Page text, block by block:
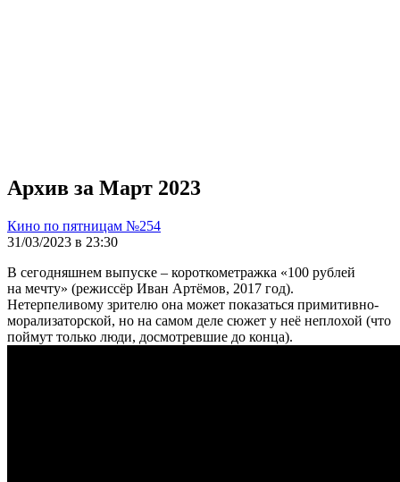
Архив за Март 2023
Кино по пятницам №254
31/03/2023 в 23:30
В сегодняшнем выпуске – короткометражка «100 рублей
на мечту» (режиссёр Иван Артёмов, 2017 год).
Нетерпеливому зрителю она может показаться примитивно-
морализаторской, но на самом деле сюжет у неё неплохой (что
поймут только люди, досмотревшие до конца).